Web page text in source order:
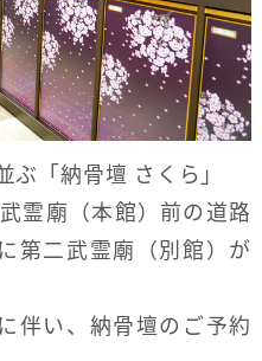
「納骨壇 さくら」
霊廟（本館）前の道路
第二武霊廟（別館）が
伴い、納骨壇のご予約